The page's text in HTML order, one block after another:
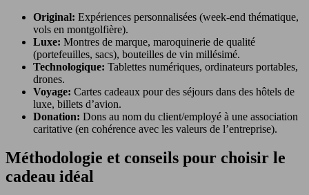
Original: Expériences personnalisées (week-end thématique,
vols en montgolfière).
Luxe: Montres de marque, maroquinerie de qualité
(portefeuilles, sacs), bouteilles de vin millésimé.
Technologique: Tablettes numériques, ordinateurs portables,
drones.
Voyage: Cartes cadeaux pour des séjours dans des hôtels de
luxe, billets d’avion.
Donation: Dons au nom du client/employé à une association
caritative (en cohérence avec les valeurs de l’entreprise).
Méthodologie et conseils pour choisir le
cadeau idéal